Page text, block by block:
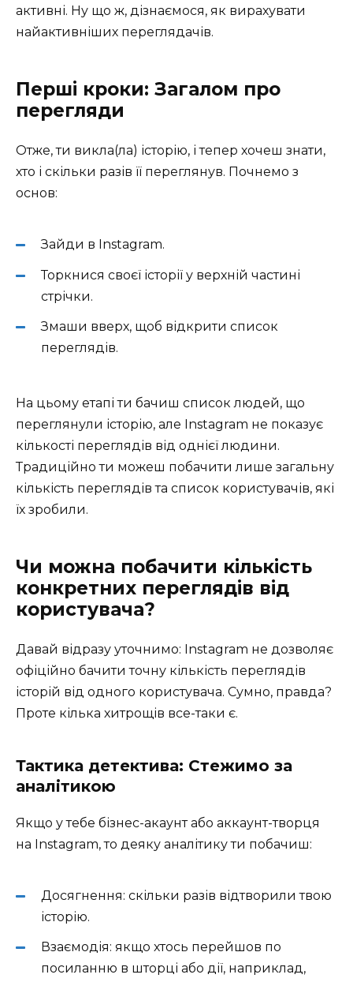
активні. Ну що ж, дізнаємося, як вирахувати
найактивніших переглядачів.
Перші кроки: Загалом про
перегляди
Отже, ти викла(ла) історію, і тепер хочеш знати,
хто і скільки разів її переглянув. Почнемо з
основ:
Зайди в Instagram.
Торкнися своєї історії у верхній частині
стрічки.
Змаши вверх, щоб відкрити список
переглядів.
На цьому етапі ти бачиш список людей, що
переглянули історію, але Instagram не показує
кількості переглядів від однієї людини.
Традиційно ти можеш побачити лише загальну
кількість переглядів та список користувачів, які
їх зробили.
Чи можна побачити кількість
конкретних переглядів від
користувача?
Давай відразу уточнимо: Instagram не дозволяє
офіційно бачити точну кількість переглядів
історій від одного користувача. Сумно, правда?
Проте кілька хитрощів все-таки є.
Тактика детектива: Стежимо за
аналітикою
Якщо у тебе бізнес-акаунт або аккаунт-творця
на Instagram, то деяку аналітику ти побачиш:
Досягнення: скільки разів відтворили твою
історію.
Взаємодія: якщо хтось перейшов по
посиланню в шторці або дії, наприклад,